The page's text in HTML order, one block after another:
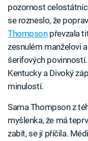
pozornost
se rozneslo, že
Thompsonpřevzala
zesnulém manželovi
šerifových
Kentucky a Divoký
minulostí.
Sama Thompson z
myšlenka, že má
zabít, se jí příčila.